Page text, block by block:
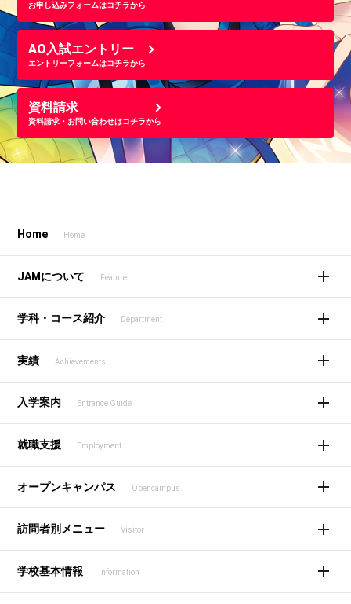
お申し込みフォームはコチラから
AO入試エントリー
エントリーフォームはコチラから
資料請求
資料請求・お問い合わせはコチラから
Home Home
JAMについて Feature
学科・コース紹介 Department
実績 Achievements
入学案内 Entrance Guide
就職支援 Employment
オープンキャンパス Opencampus
訪問者別メニュー Visitor
学校基本情報 Information